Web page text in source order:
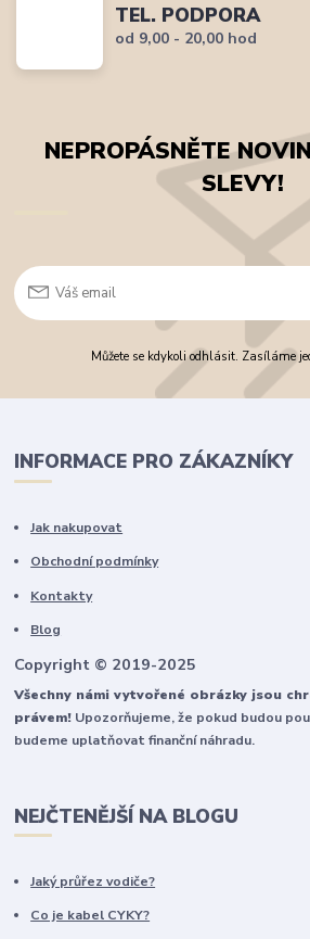
TEL. PODPORA
od 9,00 - 20,00 hod
NEPROPÁSNĚTE
SLEVY!
Můžete se kdykoli odhlásit. Zasíláme
INFORMACE PRO ZÁKAZNÍKY
Jak nakupovat
Obchodní podmínky
Kontakty
Blog
Copyright © 2019-2025
Všechny námi vytvořené obrázky jsou
právem! Upozorňujeme, že pokud budou
budeme uplatňovat finanční náhradu.
NEJČTENĚJŠÍ NA BLOGU
Jaký průřez vodiče?
Co je kabel CYKY?